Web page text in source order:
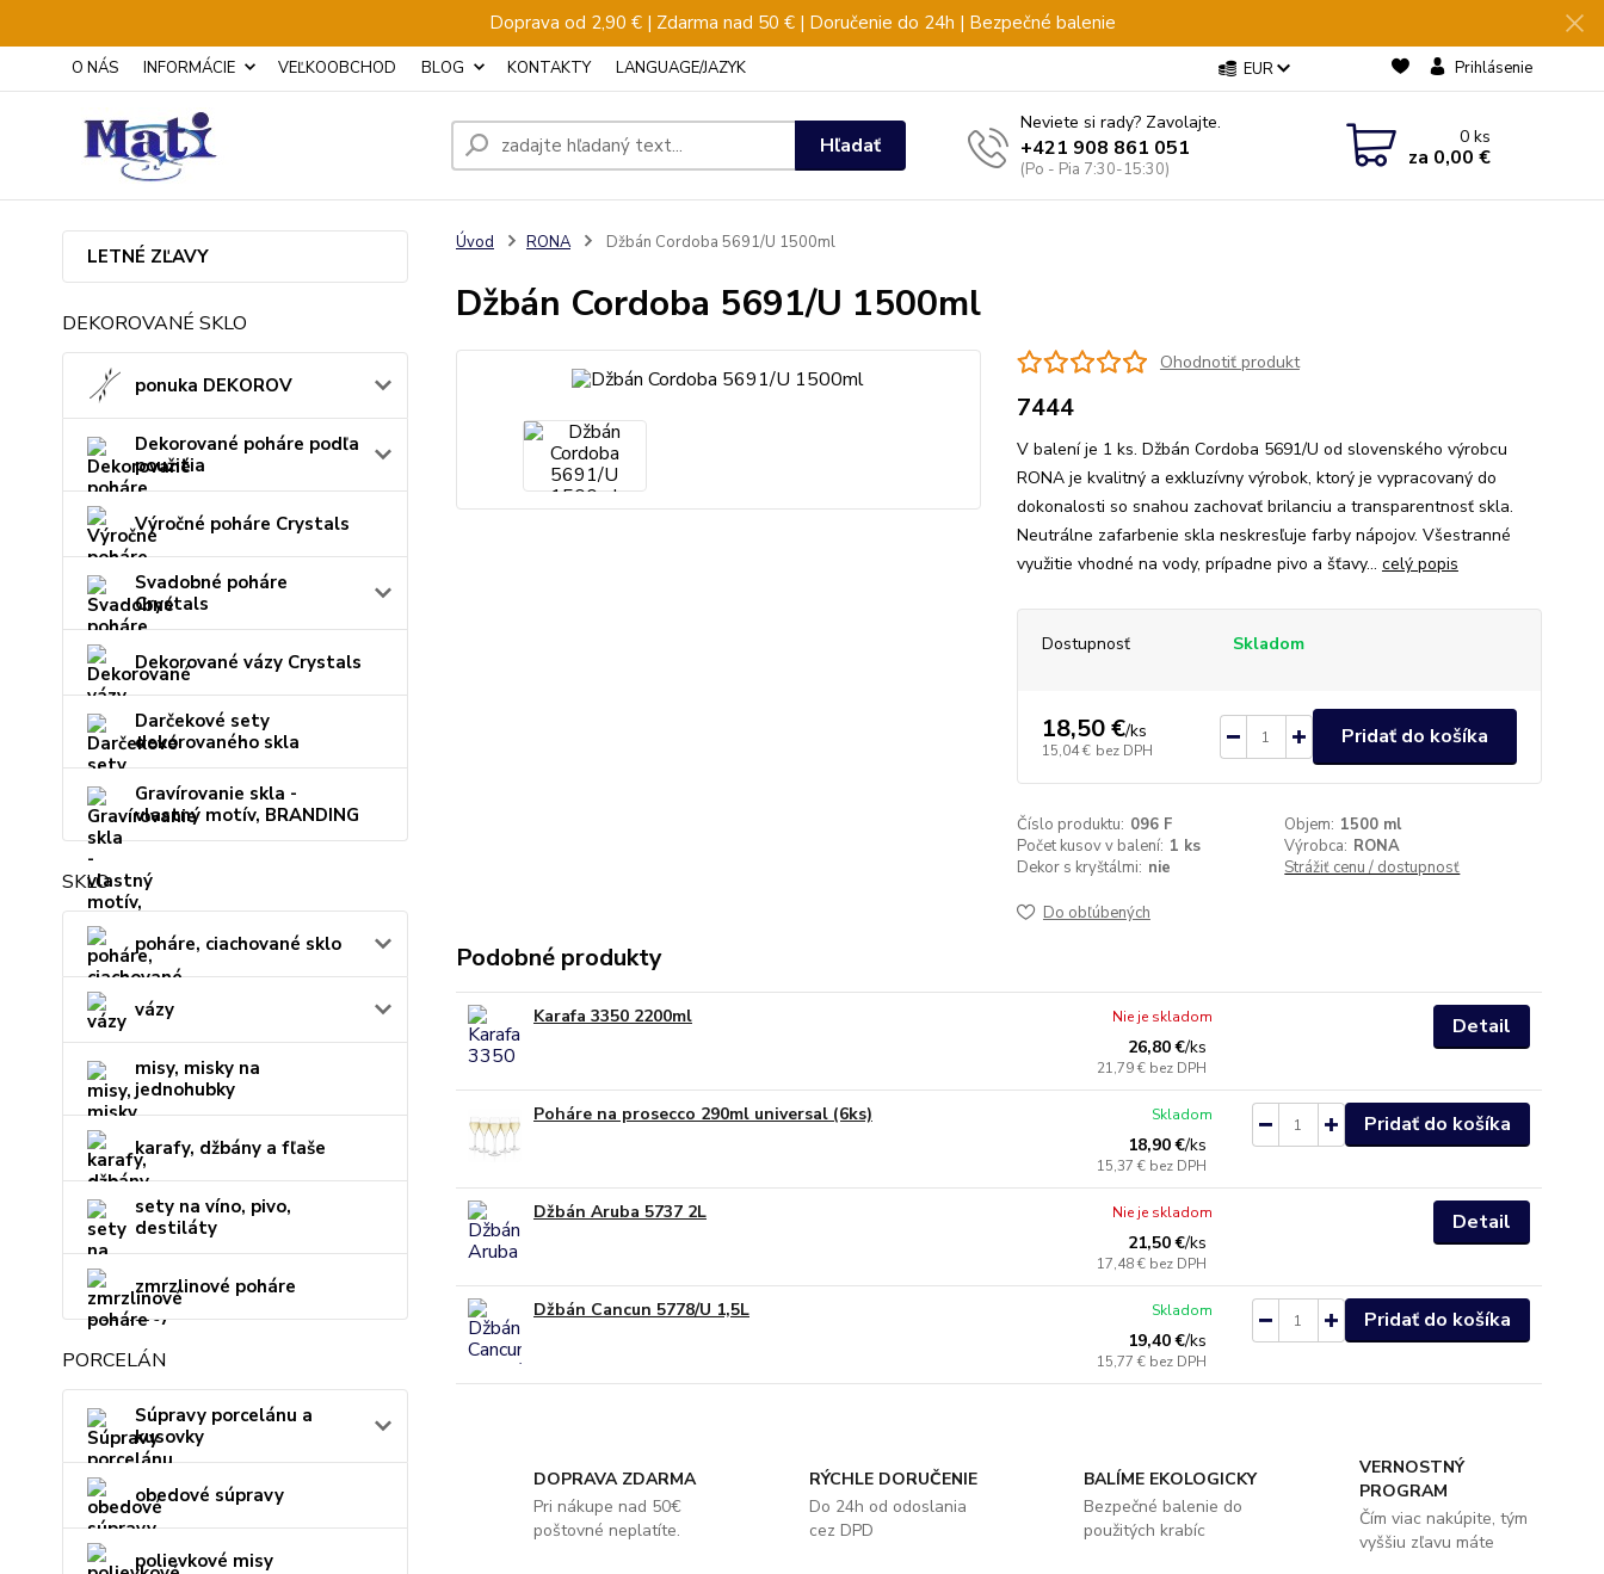
Doprava od 2,90 € | Zdarma nad 50 € | Doručenie do 24h | Bezpečné balenie
O NÁS INFORMÁCIE VEĽKOOBCHOD BLOG KONTAKTY LANGUAGE/JAZYK EUR Prihlásenie
Hľadať
Neviete si rady? Zavolajte.
+421 908 861 051
(Po - Pia 7:30-15:30)
0ks
za 0,00 €
LETNÉ ZĽAVY
DEKOROVANÉ SKLO
ponuka DEKOROV
Dekorované poháre podľa
použitia
Výročné poháre Crystals
Svadobné poháre
Crystals
Dekorované vázy Crystals
Darčekové sety
dekorovaného skla
Gravírovanie skla -
vlastný motív, BRANDING
SKLO
poháre, ciachované sklo
vázy
misy, misky na
jednohubky
karafy, džbány a fľaše
sety na víno, pivo,
destiláty
zmrzlinové poháre
PORCELÁN
Súpravy porcelánu a
kusovky
obedové súpravy
polievkové misy
Úvod RONA Džbán Cordoba 5691/U 1500ml
Džbán Cordoba 5691/U 1500ml
Ohodnotiť produkt
7444
V balení je 1 ks. Džbán Cordoba 5691/U od slovenského výrobcu
RONA je kvalitný a exkluzívny výrobok, ktorý je vypracovaný do
dokonalosti so snahou zachovať brilanciu a transparentnosť skla.
Neutrálne zafarbenie skla neskresľuje farby nápojov. Všestranné
využitie vhodné na vody, prípadne pivo a šťavy... celý popis
Dostupnosť Skladom
18,50 €/ks
15,04 € bez DPH
Pridať do košíka
Číslo produktu: 096 F Objem: 1500 ml
Počet kusov v balení: 1 ks Výrobca: RONA
Dekor s kryštálmi: nie Strážiť cenu / dostupnosť
Do obľúbených
Podobné produkty
Karafa 3350 2200ml
26,80 €/ks
21,79 € bez DPH
Nie je skladom Detail
Poháre na prosecco 290ml universal (6ks)
18,90 €/ks
15,37 € bez DPH
Skladom Pridať do košíka
Džbán Aruba 5737 2L
21,50 €/ks
17,48 € bez DPH
Nie je skladom Detail
Džbán Cancun 5778/U 1,5L
19,40 €/ks
15,77 € bez DPH
Skladom Pridať do košíka
DOPRAVA ZDARMA
Pri nákupe nad 50€
poštovné neplatíte.
RÝCHLE DORUČENIE
Do 24h od odoslania
cez DPD
BALÍME EKOLOGICKY
Bezpečné balenie do
použitých krabíc
VERNOSTNÝ
PROGRAM
Čím viac nakúpite, tým
vyššiu zľavu máte